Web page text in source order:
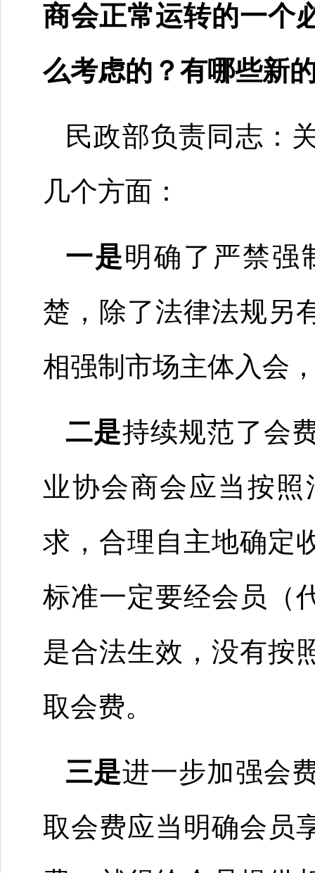
商会正常运转的一个
么考虑的？有哪些新
民政部负责同志：
几个方面：
一是明确了严禁强
楚，除了法律法规另
相强制市场主体入会
二是持续规范了会
业协会商会应当按
求，合理自主地确定
标准一定要经会员（
是合法生效，没有按
取会费。
三是进一步加强会
取会费应当明确会员